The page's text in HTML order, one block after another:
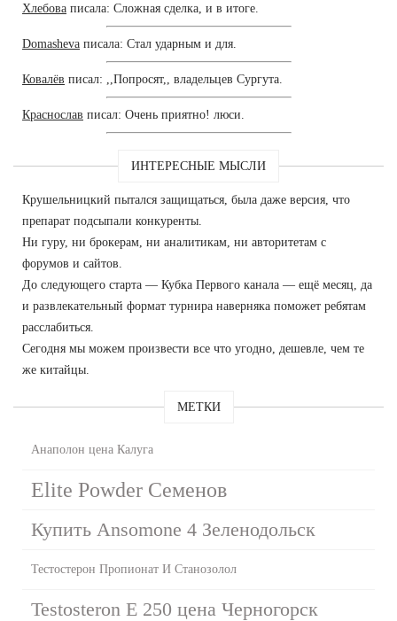
Хлебова писала: Сложная сделка, и в итоге.
Domasheva писала: Стал ударным и для.
Ковалёв писал: ,,Попросят,, владельцев Сургута.
Краснослав писал: Очень приятно! люси.
ИНТЕРЕСНЫЕ МЫСЛИ
Крушельницкий пытался защищаться, была даже версия, что
препарат подсыпали конкуренты.
Ни гуру, ни брокерам, ни аналитикам, ни авторитетам с
форумов и сайтов.
До следующего старта — Кубка Первого канала — ещё месяц, да
и развлекательный формат турнира наверняка поможет ребятам
расслабиться.
Сегодня мы можем произвести все что угодно, дешевле, чем те
же китайцы.
МЕТКИ
Анаполон цена Калуга
Elite Powder Семенов
Купить Ansomone 4 Зеленодольск
Тестостерон Пропионат И Станозолол
Testosteron E 250 цена Черногорск